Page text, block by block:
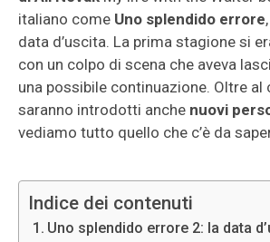
italiano come Uno splendido errore
data d’uscita. La prima stagione si
con un colpo di scena che aveva
una possibile continuazione. Oltre al
saranno introdotti anche nuovi
vediamo tutto quello che c’è da
Indice dei contenuti
Uno splendido errore 2: la data